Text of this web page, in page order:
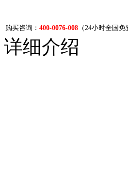
购买咨询： 400-0076-008 （24小时全国
详细介绍